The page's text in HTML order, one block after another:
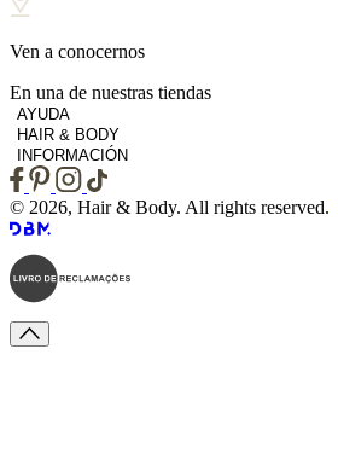
Ven a conocernos
En una de nuestras tiendas
AYUDA
HAIR & BODY
INFORMACIÓN
© 2026, Hair & Body. All rights reserved.